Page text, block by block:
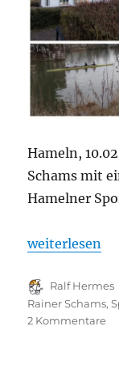
Hameln,
Schams mit
Hamelner
weiterlesen
Autor
Ralf Hermes
Rainer Schams,
2 Kommentarezu